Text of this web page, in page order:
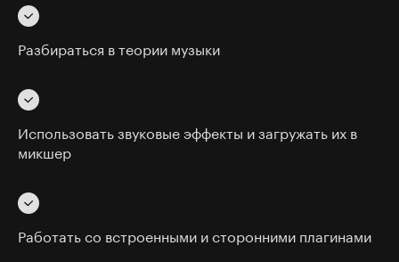
Разбираться в теории музыки
Использовать звуковые эффекты и загружать их в
микшер
Работать со встроенными и сторонними плагинами